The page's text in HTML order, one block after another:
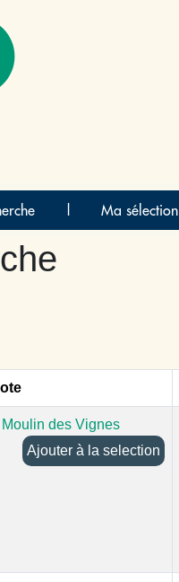
Ma sélection
des Vignes
Ajouter à la selection